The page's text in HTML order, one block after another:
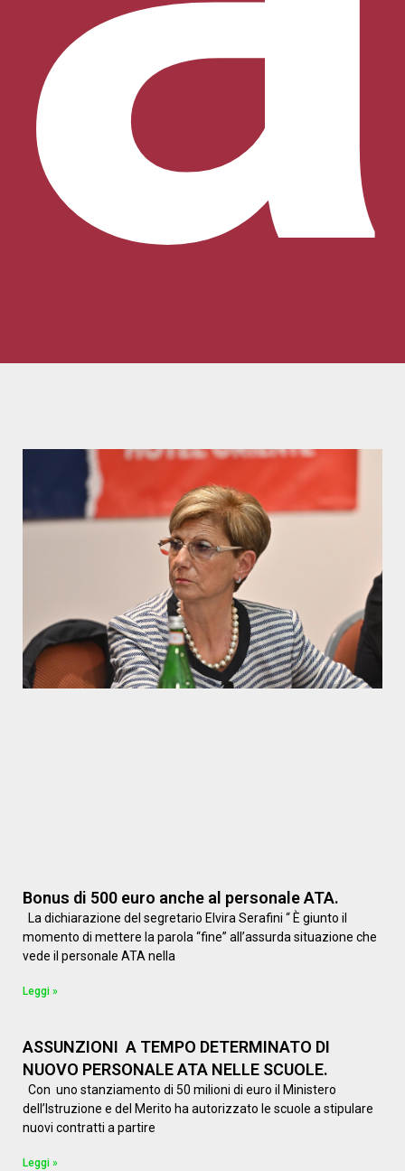
Bonus di 500 euro anche al personale ATA.
La dichiarazione del segretario Elvira Serafini “ È giunto il
momento di mettere la parola “fine” all’assurda situazione che
vede il personale ATA nella
Leggi »
ASSUNZIONI A TEMPO DETERMINATO DI
NUOVO PERSONALE ATA NELLE SCUOLE.
Con uno stanziamento di 50 milioni di euro il Ministero
dell’Istruzione e del Merito ha autorizzato le scuole a stipulare
nuovi contratti a partire
Leggi »